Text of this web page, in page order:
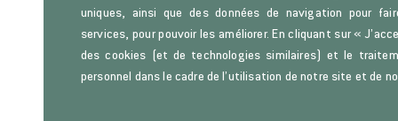
uniques, ainsi que des données de navigation pour
services, pour pouvoir les améliorer. En cliquant sur «
des cookies (et de technologies similaires) et le
personnel dans le cadre de l’utilisation de notre site et de